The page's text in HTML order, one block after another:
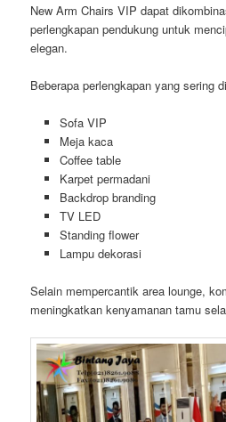
New Arm Chairs VIP dapat
perlengkapan pendukung untuk
elegan.
Beberapa perlengkapan yang sering
Sofa VIP
Meja kaca
Coffee table
Karpet permadani
Backdrop branding
TV LED
Standing flower
Lampu dekorasi
Selain mempercantik area lounge,
meningkatkan kenyamanan tamu